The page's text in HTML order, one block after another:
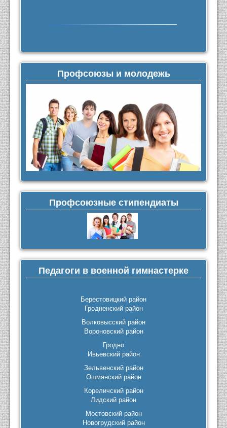
Профсоюзы и молодежь
Профсоюзные стипендиаты
Педагоги в военной гимнастерке
Берестовицкий район
Гродненский район
Волковысский район
Вороновский район
Гродно
Ивьевский район
Зельвенский район
Ошмянский район
Кореличский район
Лидский район
Мостовский район
Новогрудский район